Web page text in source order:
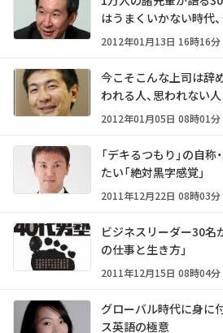
はうまくいかない時代
2012年01月13日 16時16分
今こそこんな上司は辞
われる人、思われない人
2012年01月05日 08時01分
「デキるつもり」の自
たい「絶対黒字感覚」
2011年12月22日 08時03分
ビジネスリーダー30名
の仕事と生き方」
2011年12月15日 08時04分
グローバル時代に身に
ス英語の極意